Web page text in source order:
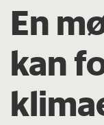
En
kan